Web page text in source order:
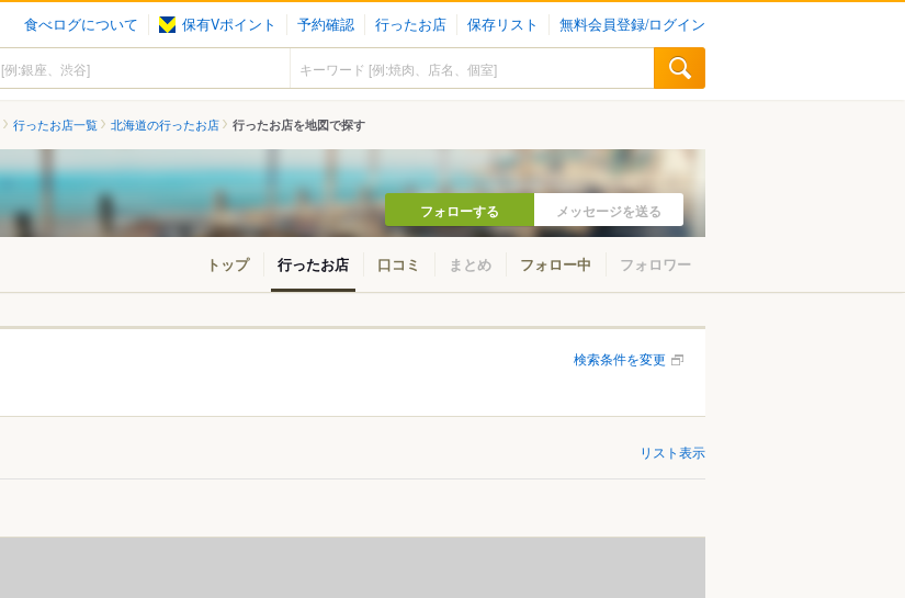
食べログについて 保有Vポイント 予約確認 行ったお店 保存リスト 無料会員登録/ログイン
行ったお店一覧 北海道の行ったお店 行ったお店を地図で探す
フォローする メッセージを送る
トップ 行ったお店 口コミ まとめ フォロー中 フォロワー
検索条件を変更
リスト表示